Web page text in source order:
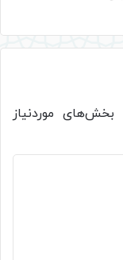
بخش‌های موردنیاز